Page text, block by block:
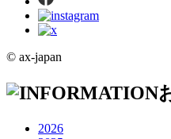
© ax-japan
2026